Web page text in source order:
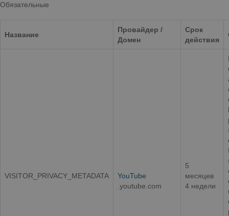
Обязательные
Название
Провайдер /
Домен
Срок
действия
VISITOR_PRIVACY_METADATA
YouTube
.youtube.com
5
месяцев
4 недели